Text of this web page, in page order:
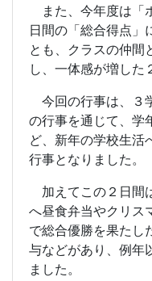
また、今年度は「
日間の「総合得点」
とも、クラスの仲間
し、一体感が増した
今回の行事は、３
の行事を通じて、学
ど、新年の学校生活
行事となりました。
加えてこの２日間
へ昼食弁当やクリス
で総合優勝を果たし
与などがあり、例年
ました。